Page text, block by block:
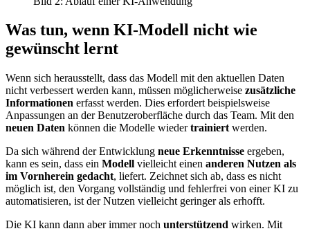
Was tun, wenn KI-Modell nicht wie
gewünscht lernt
Wenn sich herausstellt, dass das Modell mit den aktuellen Daten
nicht verbessert werden kann, müssen möglicherweise zusätzliche
Informationen erfasst werden. Dies erfordert beispielsweise
Anpassungen an der Benutzeroberfläche durch das Team. Mit den
neuen Daten können die Modelle wiedertrainiert werden.
Da sich während der Entwicklung neue Erkenntnisse ergeben,
kann es sein, dass ein Modell vielleicht einen anderen Nutzen als
im Vornherein gedacht, liefert. Zeichnet sich ab, dass es nicht
möglich ist, den Vorgang vollständig und fehlerfrei von einer KI zu
automatisieren, ist der Nutzen vielleicht geringer als erhofft.
Die KI kann dann aber immer noch unterstützend wirken. Mit